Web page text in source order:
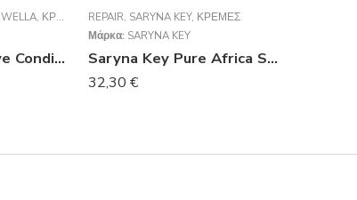
WELLA, ΚΡΈΜΕΣ
System Color Save Conditioner 1000ml
REPAIR, SARYNA KEY, ΚΡΈΜΕΣ
Μάρκα: SARYNA KEY
Saryna Key Pure Africa Shea Damage Repair Cream Leave-in 300ml
32,30 €